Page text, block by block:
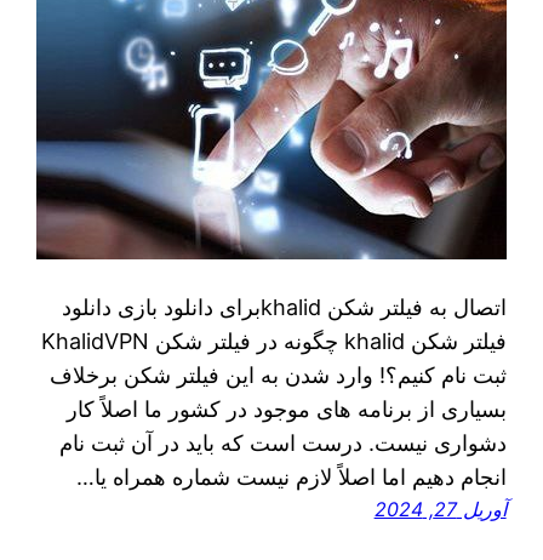
اتصال به فیلتر شکن khalidبرای دانلود بازی دانلود
فیلتر شکن khalid چگونه در فیلتر شکن KhalidVPN
ثبت نام کنیم؟! وارد شدن به این فیلتر شکن برخلاف
بسیاری از برنامه‌ های موجود در کشور ما اصلاً کار
دشواری نیست. درست است که باید در آن ثبت نام
انجام دهیم اما اصلاً لازم نیست شماره همراه یا…
آوریل 27, 2024